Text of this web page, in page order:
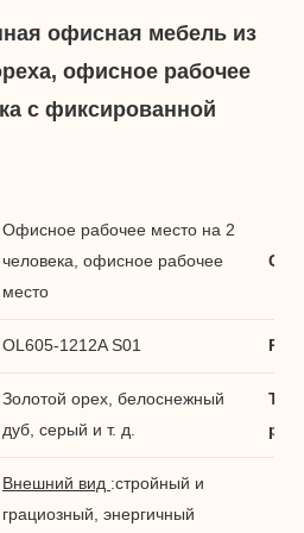
офисная мебель из
офисное рабочее
с фиксированной
Офисное рабочее место на 2
человека, офисное рабочее
место
OL605-1212A S01
Золотой орех, белоснежный
дуб, серый и т. д.
Внешний вид :стройный и
грациозный, энергичный